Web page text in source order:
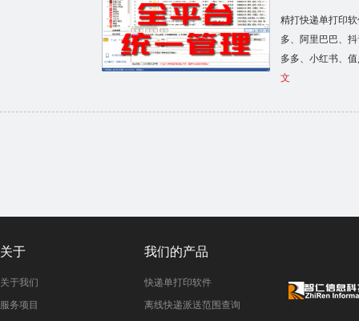
精打快递单打印
多、阿里巴巴、
多多、小红书、
文
关于
关于我们
服务项目
我们的产品
快递单打印软件
离线快递派送范围查询